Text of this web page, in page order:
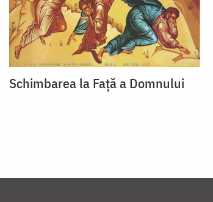
Schimbarea la Față a Domnului